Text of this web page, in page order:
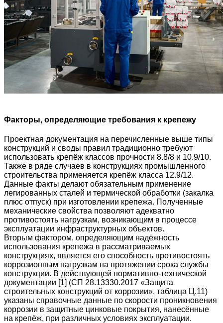
Факторы, определяющие требования к крепежу
Проектная документация на перечисленные выше типы
конструкций и своды правил традиционно требуют
использовать крепёж классов прочности 8.8/8 и 10.9/10.
Также в ряде случаев в конструкциях промышленного
строительства применяется крепёж класса 12.9/12.
Данные факты делают обязательным применение
легированных сталей и термической обработки (закалка
плюс отпуск) при изготовлении крепежа. Полученные
механические свойства позволяют адекватно
противостоять нагрузкам, возникающим в процессе
эксплуатации инфраструктурных объектов.
Вторым фактором, определяющим надёжность
использования крепежа в рассматриваемых
конструкциях, является его способность противостоять
коррозионным нагрузкам на протяжении срока службы
конструкции. В действующей нормативно-технической
документации [1] (СП 28.13330.2017 «Защита
строительных конструкций от коррозии», таблица Ц.11)
указаны справочные данные по скорости проникновения
коррозии в защитные цинковые покрытия, нанесённые
на крепёж, при различных условиях эксплуатации.